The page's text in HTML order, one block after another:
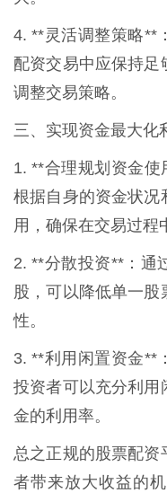
4. **灵活调整策略**
配资交易中应保持
调整交易策略。
三、实现资金最大化
1. **合理规划资金
根据自身的资金状况
用，确保在交易过程
2. **分散投资**：通
股，可以降低单一
性。
3. **利用闲置资金**
投资者可以充分利用
金的利用率。
总之正规的股票配资
者带来放大收益的